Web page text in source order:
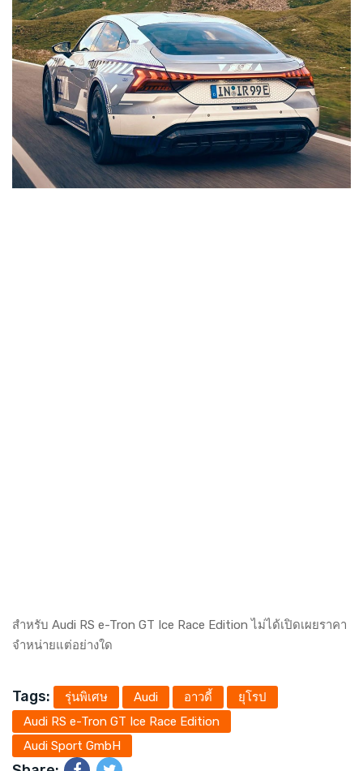
สำหรับ Audi RS e-Tron GT Ice Race Edition ไม่ได้เปิดเผยราคา
จำหน่ายแต่อย่างใด
Tags: รุ่นพิเศษ Audi อาวดี้
ยุโรป
Audi RS e-Tron GT Ice Race Edition
Audi Sport GmbH